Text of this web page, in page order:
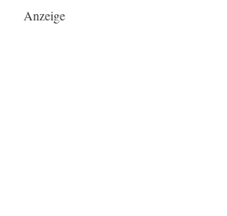
Anzeige